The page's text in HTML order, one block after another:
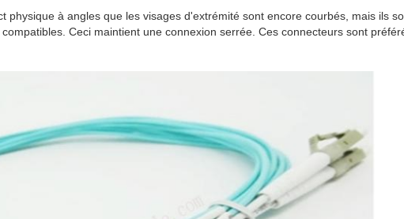
physique à angles que les visages d'extrémité sont encore courbés, mais ils
Ceci maintient une connexion serrée. Ces connecteurs sont